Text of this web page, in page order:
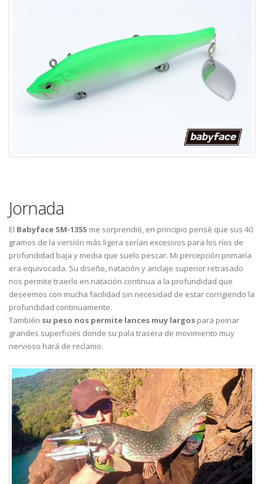
Jornada
El Babyface SM-135S me sorprendió, en principio pensé que sus 40
gramos de la versión más ligera serían excesivos para los ríos de
profundidad baja y media que suelo pescar. Mi percepción primaría
era equivocada. Su diseño, natación y anclaje superior retrasado
nos permite traerlo en natación continua a la profundidad que
deseemos con mucha facilidad sin necesidad de estar corrigiendo la
profundidad continuamente.
También su peso nos permite lances muy largos para peinar
grandes superficies donde su pala trasera de movimiento muy
nervioso hará de reclamo.